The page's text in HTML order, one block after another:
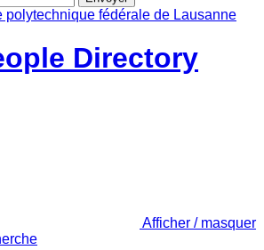
Directory
Afficher / masquer